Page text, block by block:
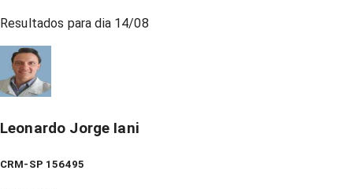
Resultados para dia 14/08
Leonardo Jorge Iani
CRM-SP 156495